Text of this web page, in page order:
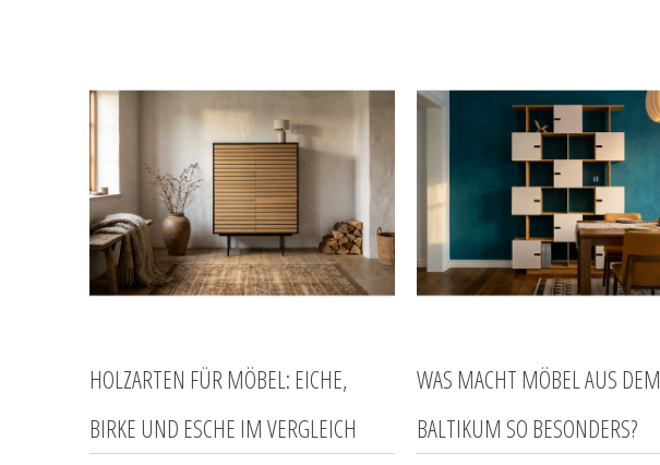
HOLZARTEN FÜR MÖBEL: EICHE,
BIRKE UND ESCHE IM VERGLEICH
WAS MACHT MÖBEL AUS DEM
BALTIKUM SO BESONDERS?